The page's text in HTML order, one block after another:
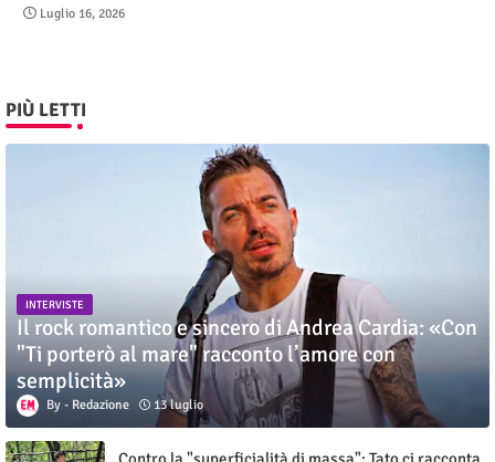
Luglio 16, 2026
PIÙ LETTI
INTERVISTE
Il rock romantico e sincero di Andrea Cardia: «Con
"Ti porterò al mare" racconto l’amore con
semplicità»
Redazione 13 luglio